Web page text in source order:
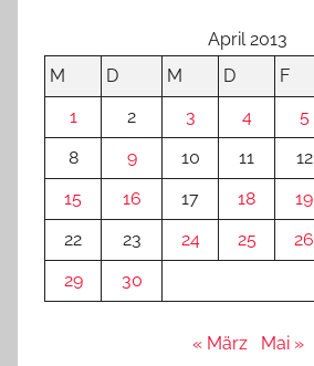
April 2013
M
D M D F
1
2 3 4 5
8
9 10 11 12
15
16 17 18 19
22
23 24 25 26
29
30
« März Mai »